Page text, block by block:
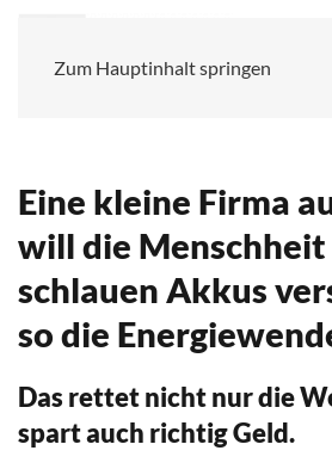
Zum Hauptinhalt springen
Eine kleine Firma
will die
schlauen Akkus
so die
Das rettet nicht nur die
spart auch richtig Geld.